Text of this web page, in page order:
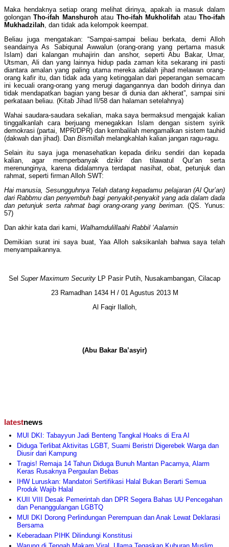
Maka hendaknya setiap orang melihat dirinya, apakah ia masuk dalam
golonganTho-ifah Manshurohatau Tho-ifah Mukholifah atauTho-ifah
Mukhadzilah, dan tidak ada kelompok keempat.
Beliau juga mengatakan: “Sampai-sampai beliau berkata, demi Alloh
seandainya As Sabiqunal Awwalun (orang-orang yang pertama masuk
Islam) dari kalangan muhajirin dan anshor, seperti Abu Bakar, Umar,
Utsman, Ali dan yang lainnya hidup pada zaman kita sekarang ini pasti
diantara amalan yang paling utama mereka adalah jihad melawan orang-
orang kafir itu, dan tidak ada yang ketinggalan dari peperangan semacam
ini kecuali orang-orang yang merugi dagangannya dan bodoh dirinya dan
tidak mendapatkan bagian yang besar di dunia dan akherat”, sampai sini
perkataan beliau. (Kitab Jihad II/58 dan halaman setelahnya)
Wahai saudara-saudara sekalian, maka saya bermaksud mengajak kalian
tinggalkanlah cara berjuang menegakkan Islam dengan sistem syirik
demokrasi (partai, MPR/DPR) dan kembalilah mengamalkan sistem tauhid
(dakwah dan jihad). Dan Bismillah melangkahlah kalian jangan ragu-ragu.
Selain itu saya juga menasehatkan kepada diriku sendiri dan kepada
kalian, agar memperbanyak dzikir dan tilawatul Qur’an serta
merenunginya, karena didalamnya terdapat nasihat, obat, petunjuk dan
rahmat, seperti firman Alloh SWT:
Hai manusia, Sesungguhnya Telah datang kepadamu pelajaran (Al Qur’an)
dari Rabbmu dan penyembuh bagi penyakit-penyakit yang ada dalam dada
dan petunjuk serta rahmat bagi orang-orang yang beriman. (QS. Yunus:
57)
Dan akhir kata dari kami, Walhamdulillaahi Rabbil ‘Aalamin
Demikian surat ini saya buat, Yaa Alloh saksikanlah bahwa saya telah
menyampaikannya.
Sel Super Maximum Security LP Pasir Putih, Nusakambangan, Cilacap
23 Ramadhan 1434 H / 01 Agustus 2013 M
Al Faqir Ilalloh,
(Abu Bakar Ba’asyir)
latestnews
MUI DKI: Tabayyun Jadi Benteng Tangkal Hoaks di Era AI
Diduga Terlibat Aktivitas LGBT, Suami Beristri Digerebek Warga dan
Diusir dari Kampung
Tragis! Remaja 14 Tahun Diduga Bunuh Mantan Pacarnya, Alarm
Keras Rusaknya Pergaulan Bebas
IHW Luruskan: Mandatori Sertifikasi Halal Bukan Berarti Semua
Produk Wajib Halal
KUII VIII Desak Pemerintah dan DPR Segera Bahas UU Pencegahan
dan Penanggulangan LGBTQ
MUI DKI Dorong Perlindungan Perempuan dan Anak Lewat Deklarasi
Bersama
Keberadaan PIHK Dilindungi Konstitusi